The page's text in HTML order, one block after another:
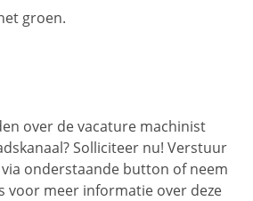
groen.
over de vacature machinist
Solliciteer nu! Verstuur
onderstaande button of neem
voor meer informatie over deze